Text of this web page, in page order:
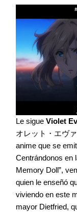
Le sigue Violet
オレット・エヴ
anime que se
Centrándonos en
Memory Doll”,
quien le enseñó
viviendo en este
mayor Dietfried,